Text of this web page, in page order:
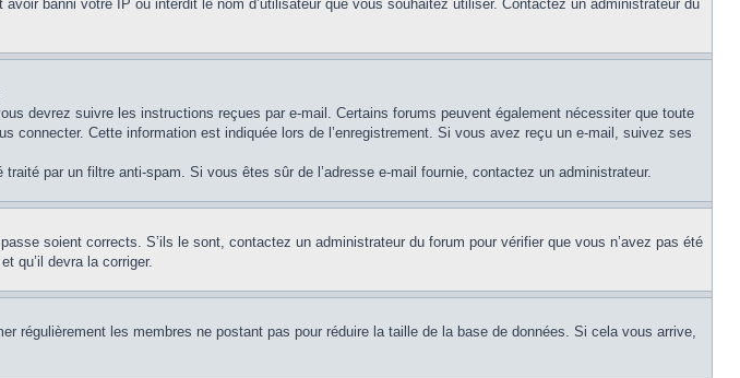
banni votre IP ou interdit le nom d’utilisateur que vous souhaitez utiliser. Contactez un administrateur du
devrez suivre les instructions reçues par e-mail. Certains forums peuvent également nécessiter que toute
Cette information est indiquée lors de l’enregistrement. Si vous avez reçu un e-mail, suivez ses
par un filtre anti-spam. Si vous êtes sûr de l’adresse e-mail fournie, contactez un administrateur.
soient corrects. S’ils le sont, contactez un administrateur du forum pour vérifier que vous n’avez pas été
qu’il devra la corriger.
régulièrement les membres ne postant pas pour réduire la taille de la base de données. Si cela vous arrive,